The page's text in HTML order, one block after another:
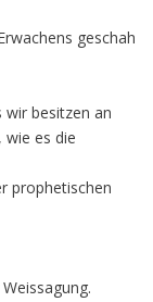
geschah
wir besitzen an
wie es die
prophetischen